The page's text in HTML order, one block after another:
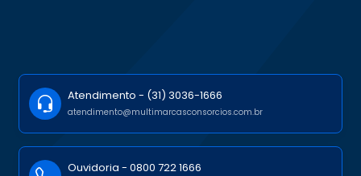
Atendimento - (31) 3036-1666
atendimento@multimarcasconsorcios.com.br
Ouvidoria - 0800 722 1666